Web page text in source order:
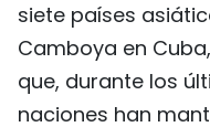
siete países
Camboya en
que, durante los
naciones han